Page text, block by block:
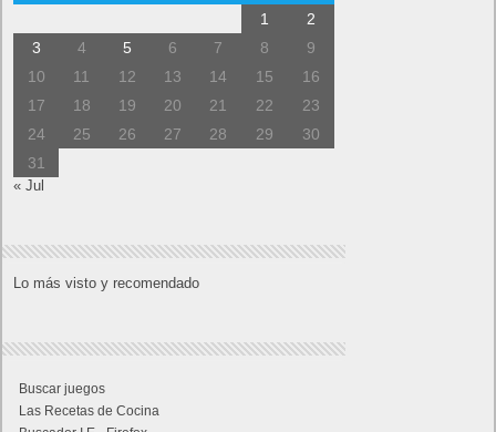
1
2
3
4 5 6 7 8
9
10
11 12 13 14 15
16
17
18 19 20 21 22
23
24
25 26 27 28 29
30
31
« Jul
Lo más visto y recomendado
Buscar juegos
Las Recetas de Cocina